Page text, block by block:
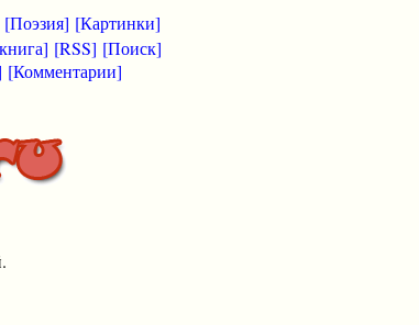
[Поэзия] [Картинки]
[RSS] [Поиск]
[Комментарии]